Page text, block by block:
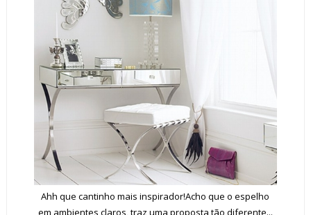
Ahh que cantinho mais inspirador!Acho que o espelho
em ambientes claros, traz uma proposta tão diferente...